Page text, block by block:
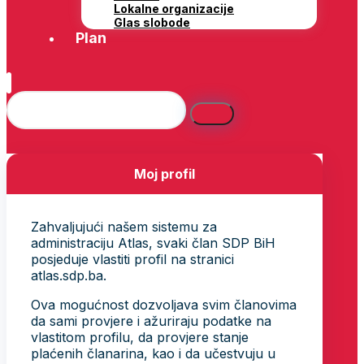
Lokalne organizacije
Glas slobode
Plan
Moj profil
Zahvaljujući našem sistemu za
administraciju Atlas, svaki član SDP BiH
posjeduje vlastiti profil na stranici
atlas.sdp.ba.
Ova mogućnost dozvoljava svim članovima
da sami provjere i ažuriraju podatke na
vlastitom profilu, da provjere stanje
plaćenih članarina, kao i da učestvuju u